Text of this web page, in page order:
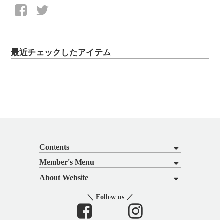
最近チェックしたアイテム
Contents
Member's Menu
About Website
＼ Follow us ／